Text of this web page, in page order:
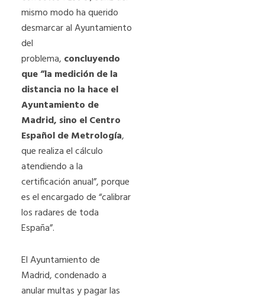
mismo modo ha querido
desmarcar al Ayuntamiento
del
problema, concluyendo
que “la medición de la
distancia no la hace el
Ayuntamiento de
Madrid, sino el Centro
Español de Metrología,
que realiza el cálculo
atendiendo a la
certificación anual”, porque
es el encargado de “calibrar
los radares de toda
España”.
El Ayuntamiento de
Madrid, condenado a
anular multas y pagar las